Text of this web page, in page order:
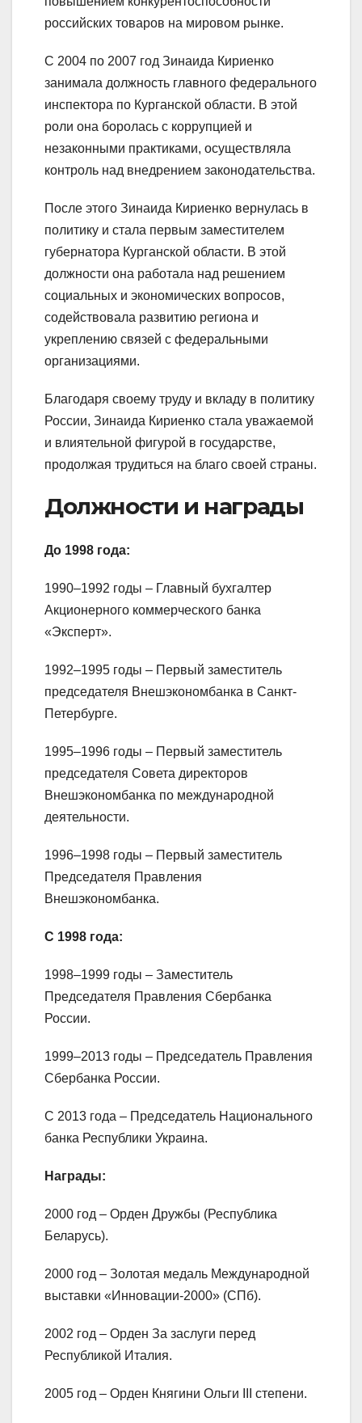
российских товаров на мировом рынке.
С 2004 по 2007 год Зинаида Кириенко
занимала должность главного федерального
инспектора по Курганской области. В этой
роли она боролась с коррупцией и
незаконными практиками, осуществляла
контроль над внедрением законодательства.
После этого Зинаида Кириенко вернулась в
политику и стала первым заместителем
губернатора Курганской области. В этой
должности она работала над решением
социальных и экономических вопросов,
содействовала развитию региона и
укреплению связей с федеральными
организациями.
Благодаря своему труду и вкладу в политику
России, Зинаида Кириенко стала уважаемой
и влиятельной фигурой в государстве,
продолжая трудиться на благо своей страны.
Должности и награды
До 1998 года:
1990–1992 годы – Главный бухгалтер
Акционерного коммерческого банка
«Эксперт».
1992–1995 годы – Первый заместитель
председателя Внешэкономбанка в Санкт-
Петербурге.
1995–1996 годы – Первый заместитель
председателя Совета директоров
Внешэкономбанка по международной
деятельности.
1996–1998 годы – Первый заместитель
Председателя Правления
Внешэкономбанка.
С 1998 года:
1998–1999 годы – Заместитель
Председателя Правления Сбербанка
России.
1999–2013 годы – Председатель Правления
Сбербанка России.
С 2013 года – Председатель Национального
банка Республики Украина.
Награды:
2000 год – Орден Дружбы (Республика
Беларусь).
2000 год – Золотая медаль Международной
выставки «Инновации-2000» (СПб).
2002 год – Орден За заслуги перед
Республикой Италия.
2005 год – Орден Княгини Ольги III степени.